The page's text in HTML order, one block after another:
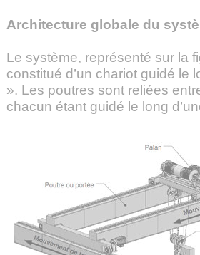
Architecture globale du
Le système, représenté sur la
constitué d’un chariot guidé le
». Les poutres sont reliées
chacun étant guidé le long